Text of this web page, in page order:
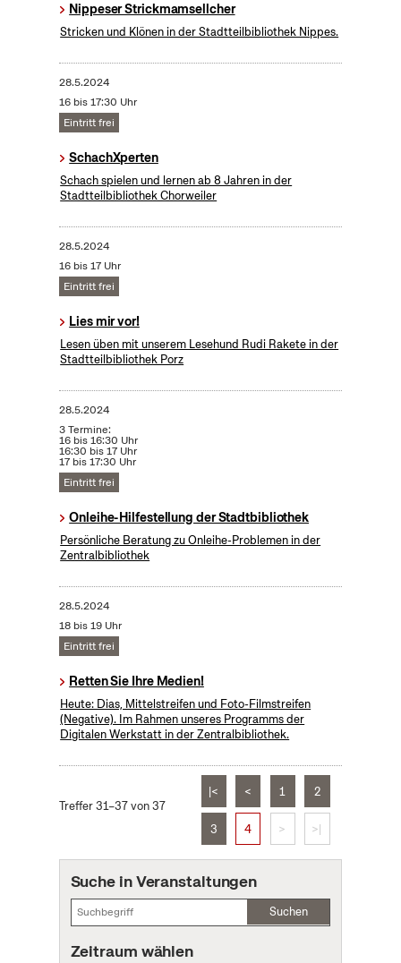
Nippeser Strickmamsellcher
Stricken und Klönen in der Stadtteilbibliothek Nippes.
28.5.2024
16 bis 17:30 Uhr
Eintritt frei
SchachXperten
Schach spielen und lernen ab 8 Jahren in der
Stadtteilbibliothek Chorweiler
28.5.2024
16 bis 17 Uhr
Eintritt frei
Lies mir vor!
Lesen üben mit unserem Lesehund Rudi Rakete in der
Stadtteilbibliothek Porz
28.5.2024
3 Termine:
16 bis 16:30 Uhr
16:30 bis 17 Uhr
17 bis 17:30 Uhr
Eintritt frei
Onleihe-Hilfestellung der Stadtbibliothek
Persönliche Beratung zu Onleihe-Problemen in der
Zentralbibliothek
28.5.2024
18 bis 19 Uhr
Eintritt frei
Retten Sie Ihre Medien!
Heute: Dias, Mittelstreifen und Foto-Filmstreifen
(Negative). Im Rahmen unseres Programms der
Digitalen Werkstatt in der Zentralbibliothek.
Treffer 31–37 von 37
|< < 1 2
3 4 > >|
Suche in Veranstaltungen
Suchen
Zeitraum wählen